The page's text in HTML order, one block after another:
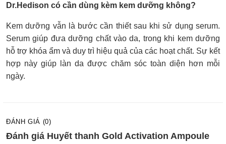
Dr.Hedison có cần dùng kèm kem dưỡng không?
Kem dưỡng vẫn là bước cần thiết sau khi sử dụng serum.
Serum giúp đưa dưỡng chất vào da, trong khi kem dưỡng
hỗ trợ khóa ẩm và duy trì hiệu quả của các hoạt chất. Sự kết
hợp này giúp làn da được chăm sóc toàn diện hơn mỗi
ngày.
ĐÁNH GIÁ (0)
Đánh giá Huyết thanh Gold Activation Ampoule